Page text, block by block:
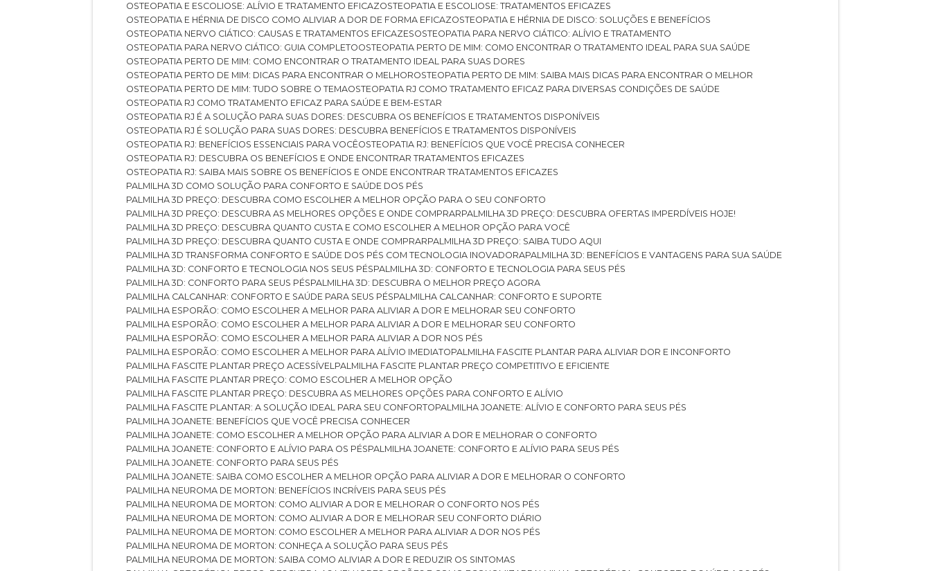
OSTEOPATIA E ESCOLIOSE: ALÍVIO E TRATAMENTO EFICAZ
OSTEOPATIA E ESCOLIOSE: TRATAMENTOS EFICAZES
OSTEOPATIA E HÉRNIA DE DISCO COMO ALIVIAR A DOR DE FORMA EFICAZ
OSTEOPATIA E HÉRNIA DE DISCO: SOLUÇÕES E BENEFÍCIOS
OSTEOPATIA NERVO CIÁTICO: CAUSAS E TRATAMENTOS EFICAZES
OSTEOPATIA PARA NERVO CIÁTICO: ALÍVIO E TRATAMENTO
OSTEOPATIA PARA NERVO CIÁTICO: GUIA COMPLETO
OSTEOPATIA PERTO DE MIM: COMO ENCONTRAR O TRATAMENTO IDEAL PARA SUA SAÚDE
OSTEOPATIA PERTO DE MIM: COMO ENCONTRAR O TRATAMENTO IDEAL PARA SUAS DORES
OSTEOPATIA PERTO DE MIM: DICAS PARA ENCONTRAR O MELHOR
OSTEOPATIA PERTO DE MIM: SAIBA MAIS DICAS PARA ENCONTRAR O MELHOR
OSTEOPATIA PERTO DE MIM: TUDO SOBRE O TEMA
OSTEOPATIA RJ COMO TRATAMENTO EFICAZ PARA DIVERSAS CONDIÇÕES DE SAÚDE
OSTEOPATIA RJ COMO TRATAMENTO EFICAZ PARA SAÚDE E BEM-ESTAR
OSTEOPATIA RJ É A SOLUÇÃO PARA SUAS DORES: DESCUBRA OS BENEFÍCIOS E TRATAMENTOS DISPONÍVEIS
OSTEOPATIA RJ É SOLUÇÃO PARA SUAS DORES: DESCUBRA BENEFÍCIOS E TRATAMENTOS DISPONÍVEIS
OSTEOPATIA RJ: BENEFÍCIOS ESSENCIAIS PARA VOCÊ
OSTEOPATIA RJ: BENEFÍCIOS QUE VOCÊ PRECISA CONHECER
OSTEOPATIA RJ: DESCUBRA OS BENEFÍCIOS E ONDE ENCONTRAR TRATAMENTOS EFICAZES
OSTEOPATIA RJ: SAIBA MAIS SOBRE OS BENEFÍCIOS E ONDE ENCONTRAR TRATAMENTOS EFICAZES
PALMILHA 3D COMO SOLUÇÃO PARA CONFORTO E SAÚDE DOS PÉS
PALMILHA 3D PREÇO: DESCUBRA COMO ESCOLHER A MELHOR OPÇÃO PARA O SEU CONFORTO
PALMILHA 3D PREÇO: DESCUBRA AS MELHORES OPÇÕES E ONDE COMPRAR
PALMILHA 3D PREÇO: DESCUBRA OFERTAS IMPERDÍVEIS HOJE!
PALMILHA 3D PREÇO: DESCUBRA QUANTO CUSTA E COMO ESCOLHER A MELHOR OPÇÃO PARA VOCÊ
PALMILHA 3D PREÇO: DESCUBRA QUANTO CUSTA E ONDE COMPRAR
PALMILHA 3D PREÇO: SAIBA TUDO AQUI
PALMILHA 3D TRANSFORMA CONFORTO E SAÚDE DOS PÉS COM TECNOLOGIA INOVADORA PALMILHA 3D: BENEFÍCIOS E VANTAGENS PARA SUA SAÚDE
PALMILHA 3D: CONFORTO E TECNOLOGIA NOS SEUS PÉS
PALMILHA 3D: CONFORTO E TECNOLOGIA PARA SEUS PÉS
PALMILHA 3D: CONFORTO PARA SEUS PÉS
PALMILHA 3D: DESCUBRA O MELHOR PREÇO AGORA
PALMILHA CALCANHAR: CONFORTO E SAÚDE PARA SEUS PÉS
PALMILHA CALCANHAR: CONFORTO E SUPORTE
PALMILHA ESPORÃO: COMO ESCOLHER A MELHOR PARA ALIVIAR A DOR E MELHORAR SEU CONFORTO
PALMILHA ESPORÃO: COMO ESCOLHER A MELHOR PARA ALIVIAR A DOR E MELHORAR SEU CONFORTO
PALMILHA ESPORÃO: COMO ESCOLHER A MELHOR PARA ALIVIAR A DOR NOS PÉS
PALMILHA ESPORÃO: COMO ESCOLHER A MELHOR PARA ALÍVIO IMEDIATO
PALMILHA FASCITE PLANTAR PARA ALIVIAR DOR E INCONFORTO
PALMILHA FASCITE PLANTAR PREÇO ACESSÍVEL PALMILHA FASCITE PLANTAR PREÇO COMPETITIVO E EFICIENTE
PALMILHA FASCITE PLANTAR PREÇO: COMO ESCOLHER A MELHOR OPÇÃO
PALMILHA FASCITE PLANTAR PREÇO: DESCUBRA AS MELHORES OPÇÕES PARA CONFORTO E ALÍVIO
PALMILHA FASCITE PLANTAR: A SOLUÇÃO IDEAL PARA SEU CONFORTO
PALMILHA JOANETE: ALÍVIO E CONFORTO PARA SEUS PÉS
PALMILHA JOANETE: BENEFÍCIOS QUE VOCÊ PRECISA CONHECER
PALMILHA JOANETE: COMO ESCOLHER A MELHOR OPÇÃO PARA ALIVIAR A DOR E MELHORAR O CONFORTO
PALMILHA JOANETE: CONFORTO E ALÍVIO PARA OS PÉS
PALMILHA JOANETE: CONFORTO E ALÍVIO PARA SEUS PÉS
PALMILHA JOANETE: CONFORTO PARA SEUS PÉS
PALMILHA JOANETE: SAIBA COMO ESCOLHER A MELHOR OPÇÃO PARA ALIVIAR A DOR E MELHORAR O CONFORTO
PALMILHA NEUROMA DE MORTON: BENEFÍCIOS INCRÍVEIS PARA SEUS PÉS
PALMILHA NEUROMA DE MORTON: COMO ALIVIAR A DOR E MELHORAR O CONFORTO NOS PÉS
PALMILHA NEUROMA DE MORTON: COMO ALIVIAR A DOR E MELHORAR SEU CONFORTO DIÁRIO
PALMILHA NEUROMA DE MORTON: COMO ESCOLHER A MELHOR PARA ALIVIAR A DOR NOS PÉS
PALMILHA NEUROMA DE MORTON: CONHEÇA A SOLUÇÃO PARA SEUS PÉS
PALMILHA NEUROMA DE MORTON: SAIBA COMO ALIVIAR A DOR E REDUZIR OS SINTOMAS